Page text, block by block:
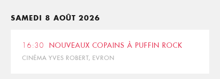
SAMEDI 8 AOÛT 2026
16:30 NOUVEAUX COPAINS À PUFFIN ROCK
CINÉMA YVES ROBERT, EVRON